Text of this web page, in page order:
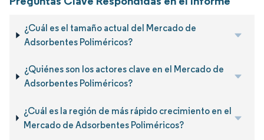
¿Cuál es el tamaño actual del Mercado de
Adsorbentes Poliméricos?
¿Quiénes son los actores clave en el Mercado de
Adsorbentes Poliméricos?
¿Cuál es la región de más rápido crecimiento en el
Mercado de Adsorbentes Poliméricos?